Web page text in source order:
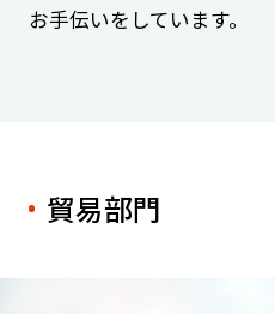
お手伝いをしています。
貿易部門